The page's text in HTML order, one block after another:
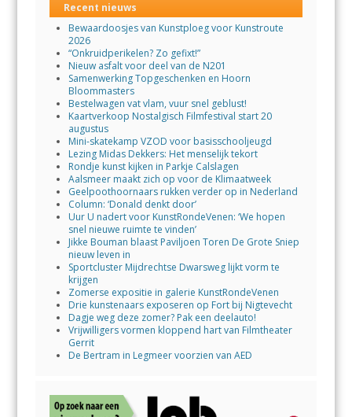
Recent nieuws
Bewaardoosjes van Kunstploeg voor Kunstroute
2026
“Onkruidperikelen? Zo gefixt!”
Nieuw asfalt voor deel van de N201
Samenwerking Topgeschenken en Hoorn
Bloommasters
Bestelwagen vat vlam, vuur snel geblust!
Kaartverkoop Nostalgisch Filmfestival start 20
augustus
Mini-skatekamp VZOD voor basisschooljeugd
Lezing Midas Dekkers: Het menselijk tekort
Rondje kunst kijken in Parkje Calslagen
Aalsmeer maakt zich op voor de Klimaatweek
Geelpoothoornaars rukken verder op in Nederland
Column: ‘Donald denkt door’
Uur U nadert voor KunstRondeVenen: ‘We hopen
snel nieuwe ruimte te vinden’
Jikke Bouman blaast Paviljoen Toren De Grote Sniep
nieuw leven in
Sportcluster Mijdrechtse Dwarsweg lijkt vorm te
krijgen
Zomerse expositie in galerie KunstRondeVenen
Drie kunstenaars exposeren op Fort bij Nigtevecht
Dagje weg deze zomer? Pak een deelauto!
Vrijwilligers vormen kloppend hart van Filmtheater
Gerrit
De Bertram in Legmeer voorzien van AED